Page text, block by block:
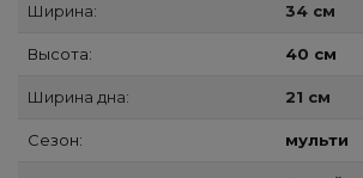
Ширина: 34 см
Высота: 40 см
Ширина дна: 21 см
Сезон: мульти